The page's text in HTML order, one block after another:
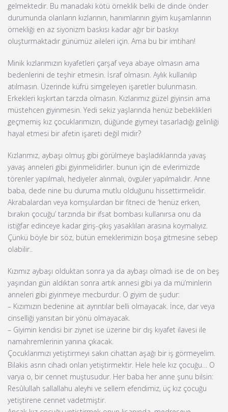
gelmektedir. Bu manadaki kötü örneklik belki de dinde önder
durumunda olanların kızlarının, hanımlarının giyim kuşamlarının
örnekliği en az siyonizm baskısı kadar ağır bir baskıyı
oluşturmaktadır günümüz aileleri için. Ama bu bir imtihan!
Minik kızlarımızın kıyafetleri çarşaf veya abaye olmasın ama
bedenlerini de teşhir etmesin. İsraf olmasın. Aylık kullanılıp
atılmasın. Üzerinde küfrü simgeleyen işaretler bulunmasın.
Erkekleri kışkırtan tarzda olmasın. Kızlarımız güzel giyinsin ama
müstehcen giyinmesin. Yedi sekiz yaşlarında henüz bebeklikleri
geçmemiş kız çocuklarımızın, düğünde giymeyi tasarladığı gelinliği
hayal etmesi bir afetin işareti değil midir?
Kızlarımız, aybaşı olmuş gibi görülmeye başladıklarında yavaş
yavaş anneleri gibi giyinmelidirler. bunun için de evlerimizde
törenler yapılmalı, hediyeler alınmalı, övgüler yapılmalıdır. Anne
baba, dede nine bu duruma mutlu olduğunu hissettirmelidir.
Akrabalardan veya komşulardan bir fitneci de ‘henüz erken,
bırakın çocuğu’ tarzında bir ifsat bombası kullanırsa onu da
istiğfar edinceye kadar giriş-çıkış yasaklıları arasına koymalıyız.
Çünkü böyle bir söz, bütün emeklerimizin boşa gitmesine sebep
olabilir..
Kızımız aybaşı olduktan sonra ya da aybaşı olmadı ise de on beş
yaşından gün aldıktan sonra artık annesi gibi ya da mü’minlerin
anneleri gibi giyinmeye mecburdur. O giyim de şudur:
– Kızımızın bedenine ait ayrıntılar belli olmayacak. İnce, dar veya
cinselliği yansıtan bir yönü olmayacak.
– Giyimin kendisi bir ziynet ise üzerine bir dış kıyafet ilavesi ile
namahremlerinin yanına çıkacak.
Çocuklarımızı yetiştirmeyi sakın cihattan aşağı bir iş görmeyelim.
Bilakis asrın cihadı onları yetiştirmektir. Hele hele kız çocuğu… O
varya o, bir cennet muştusudur. Her baba her anne şunu bilsin:
Resûlullah sallallahu aleyhi ve sellem efendimiz, üç kız çocuğu
yetiştirene cennet vadetmiştir.